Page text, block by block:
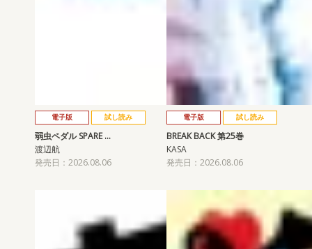
電子版 試し読み
弱虫ペダル SPARE …
渡辺航
発売日：2026.08.06
電子版 試し読み
BREAK BACK 第25巻
KASA
発売日：2026.08.06